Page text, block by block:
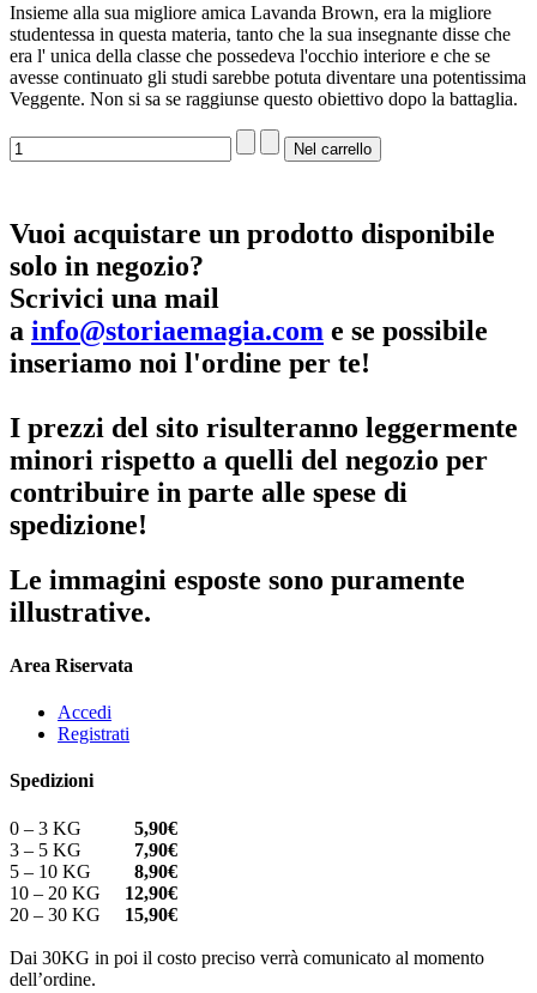
Insieme alla sua migliore amica Lavanda Brown, era la migliore
studentessa in questa materia, tanto che la sua insegnante disse che
era l' unica della classe che possedeva l'occhio interiore e che se
avesse continuato gli studi sarebbe potuta diventare una potentissima
Veggente. Non si sa se raggiunse questo obiettivo dopo la battaglia.
Vuoi acquistare un prodotto disponibile
solo in negozio?
Scrivici una mail
a info@storiaemagia.com e se possibile
inseriamo noi l'ordine per te!
I prezzi del sito risulteranno leggermente
minori rispetto a quelli del negozio per
contribuire in parte alle spese di
spedizione!
Le immagini esposte sono puramente
illustrative.
Area Riservata
Accedi
Registrati
Spedizioni
0 – 3 KG 5,90€
3 – 5 KG 7,90€
5 – 10 KG 8,90€
10 – 20 KG 12,90€
20 – 30 KG 15,90€
Dai 30KG in poi il costo preciso verrà comunicato al momento
dell’ordine.